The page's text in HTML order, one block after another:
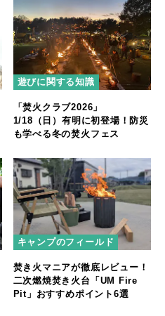
遊びに関する知識
「焚火クラブ2026」
1/18（日）有明に初登場！防災
も学べる冬の焚火フェス
キャンプのフィールド
焚き火マニアが徹底レビュー！
二次燃焼焚き火台「UM Fire
Pit」おすすめポイント6選